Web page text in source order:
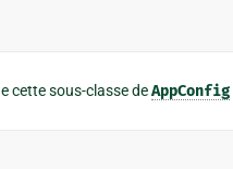
cette sous-classe deAppConfig